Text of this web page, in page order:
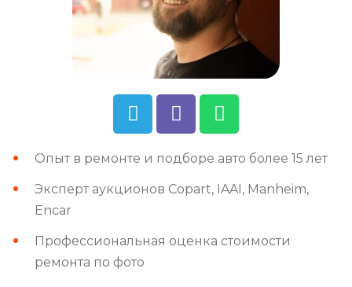
Опыт в ремонте и подборе авто более 15 лет
Эксперт аукционов Copart, IAAI, Manheim,
Encar
Профессиональная оценка стоимости
ремонта по фото